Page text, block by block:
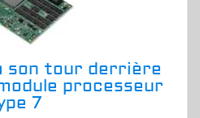
son tour derrière
processeur
7